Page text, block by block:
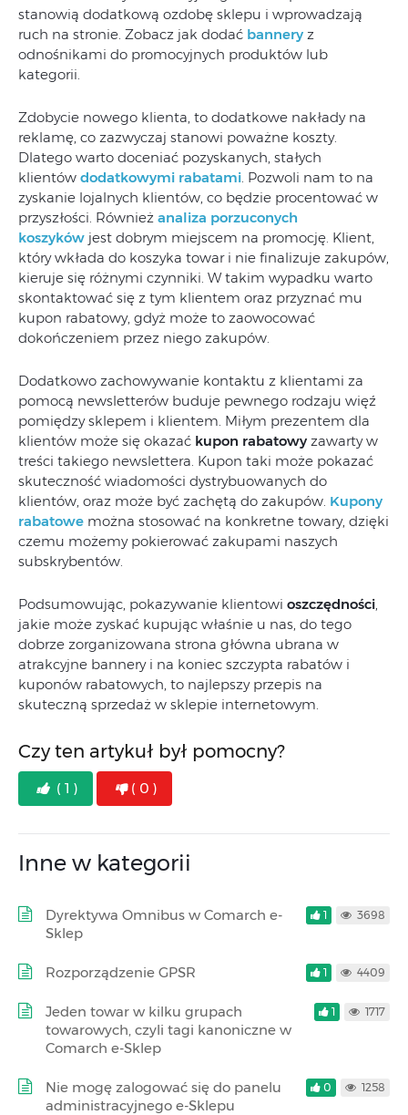
stanowią dodatkową ozdobę sklepu i wprowadzają
ruch na stronie. Zobacz jak dodać bannery z
odnośnikami do promocyjnych produktów lub
kategorii.
Zdobycie nowego klienta, to dodatkowe nakłady na
reklamę, co zazwyczaj stanowi poważne koszty.
Dlatego warto doceniać pozyskanych, stałych
klientów dodatkowymi rabatami. Pozwoli nam to na
zyskanie lojalnych klientów, co będzie procentować w
przyszłości. Również analiza porzuconych
koszyków jest dobrym miejscem na promocję. Klient,
który wkłada do koszyka towar i nie finalizuje zakupów,
kieruje się różnymi czynniki. W takim wypadku warto
skontaktować się z tym klientem oraz przyznać mu
kupon rabatowy, gdyż może to zaowocować
dokończeniem przez niego zakupów.
Dodatkowo zachowywanie kontaktu z klientami za
pomocą newsletterów buduje pewnego rodzaju więź
pomiędzy sklepem i klientem. Miłym prezentem dla
klientów może się okazać kupon rabatowy zawarty w
treści takiego newslettera. Kupon taki może pokazać
skuteczność wiadomości dystrybuowanych do
klientów, oraz może być zachętą do zakupów. Kupony
rabatowe można stosować na konkretne towary, dzięki
czemu możemy pokierować zakupami naszych
subskrybentów.
Podsumowując, pokazywanie klientowi oszczędności,
jakie może zyskać kupując właśnie u nas, do tego
dobrze zorganizowana strona główna ubrana w
atrakcyjne bannery i na koniec szczypta rabatów i
kuponów rabatowych, to najlepszy przepis na
skuteczną sprzedaż w sklepie internetowym.
Czy ten artykuł był pomocny?
( 1 ) ( 0 )
Inne w kategorii
Dyrektywa Omnibus w Comarch e-
Sklep
1 3698
Rozporządzenie GPSR 1 4409
Jeden towar w kilku grupach
towarowych, czyli tagi kanoniczne w
Comarch e-Sklep
1 1717
Nie mogę zalogować się do panelu
administracyjnego e-Sklepu
0 1258